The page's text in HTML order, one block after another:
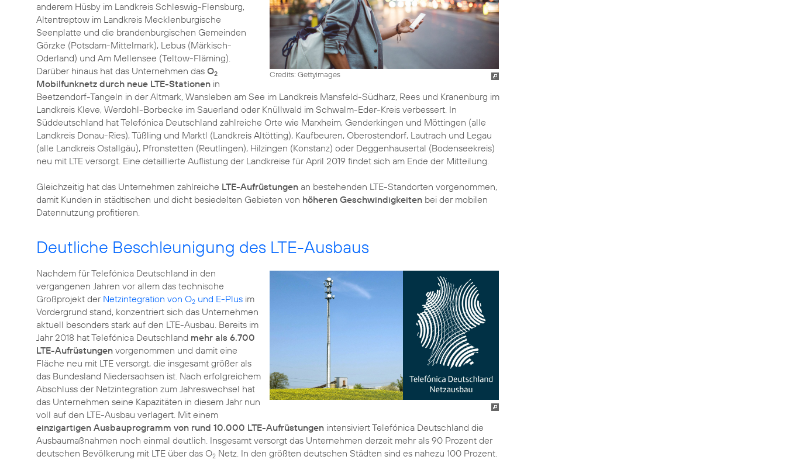
Credits: Gettyimages
anderem Hüsby im Landkreis Schleswig-Flensburg,
Altentreptow im Landkreis Mecklenburgische
Seenplatte und die brandenburgischen Gemeinden
Görzke (Potsdam-Mittelmark), Lebus (Märkisch-
Oderland) und Am Mellensee (Teltow-Fläming).
Darüber hinaus hat das Unternehmen das O2
Mobilfunknetz durch neue LTE-Stationen in
Beetzendorf-Tangeln in der Altmark, Wansleben am See im Landkreis Mansfeld-Südharz, Rees und Kranenburg im
Landkreis Kleve, Werdohl-Borbecke im Sauerland oder Knüllwald im Schwalm-Eder-Kreis verbessert. In
Süddeutschland hat Telefónica Deutschland zahlreiche Orte wie Marxheim, Genderkingen und Möttingen (alle
Landkreis Donau-Ries), Tüßling und Marktl (Landkreis Altötting), Kaufbeuren, Oberostendorf, Lautrach und Legau
(alle Landkreis Ostallgäu), Pfronstetten (Reutlingen), Hilzingen (Konstanz) oder Deggenhausertal (Bodenseekreis)
neu mit LTE versorgt. Eine detaillierte Auflistung der Landkreise für April 2019 findet sich am Ende der Mitteilung.
Gleichzeitig hat das Unternehmen zahlreiche LTE-Aufrüstungen an bestehenden LTE-Standorten vorgenommen,
damit Kunden in städtischen und dicht besiedelten Gebieten von höheren Geschwindigkeiten bei der mobilen
Datennutzung profitieren.
Deutliche Beschleunigung des LTE-Ausbaus
Nachdem für Telefónica Deutschland in den
vergangenen Jahren vor allem das technische
Großprojekt der Netzintegration von O2 und E-Plus im
Vordergrund stand, konzentriert sich das Unternehmen
aktuell besonders stark auf den LTE-Ausbau. Bereits im
Jahr 2018 hat Telefónica Deutschland mehr als 6.700
LTE-Aufrüstungen vorgenommen und damit eine
Fläche neu mit LTE versorgt, die insgesamt größer als
das Bundesland Niedersachsen ist. Nach erfolgreichem
Abschluss der Netzintegration zum Jahreswechsel hat
das Unternehmen seine Kapazitäten in diesem Jahr nun
voll auf den LTE-Ausbau verlagert. Mit einem
einzigartigen Ausbauprogramm von rund 10.000 LTE-Aufrüstungen intensiviert Telefónica Deutschland die
Ausbaumaßnahmen noch einmal deutlich. Insgesamt versorgt das Unternehmen derzeit mehr als 90 Prozent der
deutschen Bevölkerung mit LTE über das O2 Netz. In den größten deutschen Städten sind es nahezu 100 Prozent.